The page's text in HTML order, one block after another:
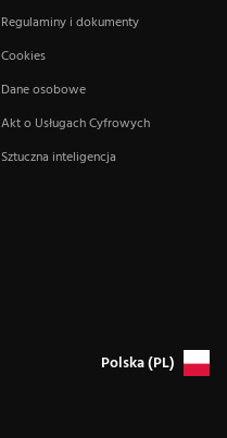
Regulaminy i dokumenty
Cookies
Dane osobowe
Akt o Usługach Cyfrowych
Sztuczna inteligencja
Polska (PL)